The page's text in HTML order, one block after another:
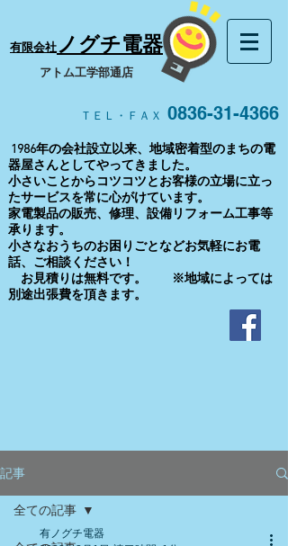
有限会社 ノグチ電器
​アトム工学部通店
ＴＥＬ・ＦＡＸ 0836-31-4366
1986年の会社設立以来、地域密着型のまちの電
器屋さんとしてやってきました。
小さいことからコツコツとお客様の立場に立っ
たサービスを常に心がけています。
家電製品の販売、修理、設備リフォーム工事等
承ります。
​小さなおうちのお困りごとなどお気軽にお電
話、ご相談ください！
お見積りは無料です。 ※地域によっては
別途出張費を頂きます。
記事
全ての記事
有ノグチ電器